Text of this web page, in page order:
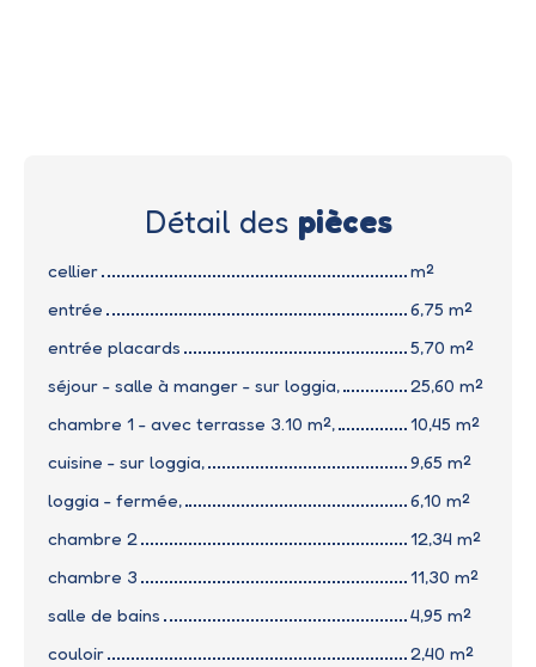
Détail des pièces
cellier
m²
entrée
6,75 m²
entrée placards
5,70 m²
séjour - salle à manger - sur loggia,
25,60 m²
chambre 1 - avec terrasse 3.10 m²,
10,45 m²
cuisine - sur loggia,
9,65 m²
loggia - fermée,
6,10 m²
chambre 2
12,34 m²
chambre 3
11,30 m²
salle de bains
4,95 m²
couloir
2,40 m²